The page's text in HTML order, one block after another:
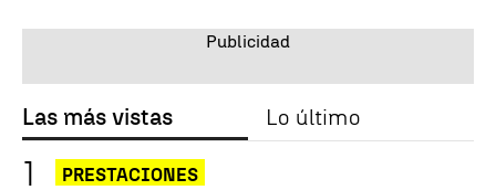
Las más vistas Lo último
PRESTACIONES